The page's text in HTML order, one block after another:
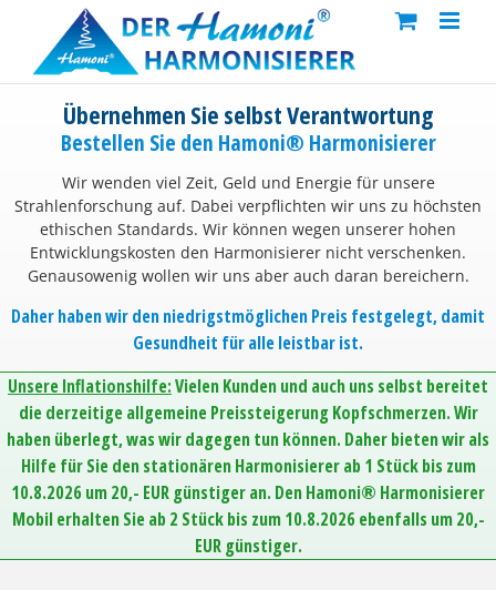
content
Übernehmen Sie selbst Verantwortung
Bestellen Sie den Hamoni® Harmonisierer
Wir wenden viel Zeit, Geld und Energie für unsere
Strahlenforschung auf. Dabei verpflichten wir uns zu höchsten
ethischen Standards. Wir können wegen unserer hohen
Entwicklungskosten den Harmonisierer nicht verschenken.
Genausowenig wollen wir uns aber auch daran bereichern.
Daher haben wir den niedrigstmöglichen Preis festgelegt, damit
Gesundheit für alle leistbar ist.
Unsere Inflationshilfe:Vielen Kunden und auch uns selbst bereitet
die derzeitige allgemeine Preissteigerung Kopfschmerzen. Wir
haben überlegt, was wir dagegen tun können. Daher bieten wir als
Hilfe für Sie den stationären Harmonisierer ab 1 Stück bis zum
10.8.2026 um 20,- EUR günstiger an. Den Hamoni® Harmonisierer
Mobil erhalten Sie ab 2 Stück bis zum 10.8.2026 ebenfalls um 20,-
EUR günstiger.